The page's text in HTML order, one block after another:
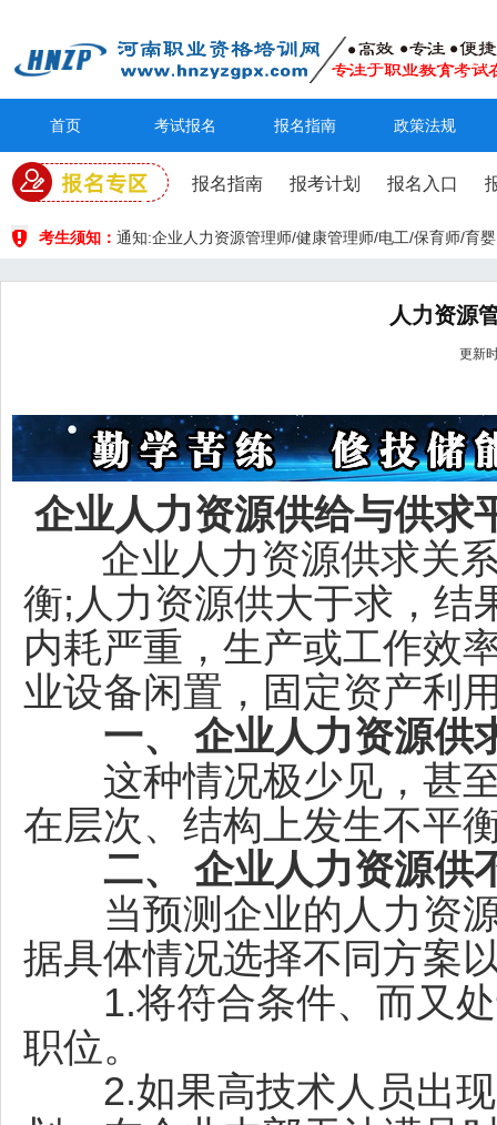
首页 考试报名 报名指南 政策法规
报名指南 报考计划 报名入口
考生须知： 通知:企业人力资源管理师/健康管理师/电工/保育师/育
人力资源
更新
企业人力资源供给与供求
企业人力资源供求关系
衡;人力资源供大于求，结
内耗严重，生产或工作效
业设备闲置，固定资产利
一、 企业人力资源供
这种情况极少见，甚至
在层次、结构上发生不平
二、 企业人力资源供
当预测企业的人力资源
据具体情况选择不同方案
1.将符合条件、而又处
职位。
2.如果高技术人员出现